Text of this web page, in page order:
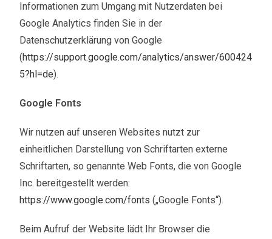
Informationen zum Umgang mit Nutzerdaten bei
Google Analytics finden Sie in der
Datenschutzerklärung von Google
(https://support.google.com/analytics/answer/600424
5?hl=de).
Google Fonts
Wir nutzen auf unseren Websites nutzt zur
einheitlichen Darstellung von Schriftarten externe
Schriftarten, so genannte Web Fonts, die von Google
Inc. bereitgestellt werden:
https://www.google.com/fonts („Google Fonts“).
Beim Aufruf der Website lädt Ihr Browser die